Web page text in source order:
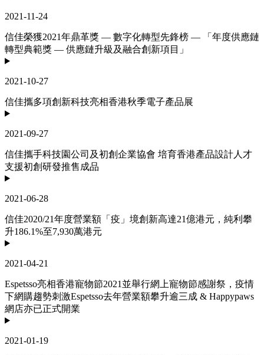
2021-11-24
信佳榮獲2021年鼎革獎 — 數字化轉型先鋒榜 — 「年度供應鏈
轉型典範獎 — 供應鏈升級及融合創新項目」
2021-10-27
信佳攜多項創新科技亮相香港秋季電子產品展
2021-09-27
信佳攜手科技園公司及初創企業協會 培育香港產品設計人才
支援初創研發推售成品
2021-06-28
信佳2020/21年度營業額「疫」境創新高達21億港元，純利攀
升186.1%至7,930萬港元
2021-04-21
Espetsso亮相香港寵物節2021並舉行網上寵物節感謝祭，疫情
下網購趨勢刺激Espetsso去年營業額攀升逾三成 & Happypaws
網店亦已正式開業
2021-01-19